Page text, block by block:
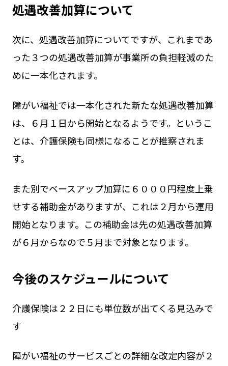
処遇改善加算について
次に、処遇改善加算についてですが、これまであ
った３つの処遇改善加算が事業所の負担軽減のた
めに一本化されます。
障がい福祉では一本化された新たな処遇改善加算
は、６月１日から開始となるようです。というこ
とは、介護保険も同様になることが推察されま
す。
また別でベースアップ加算に６０００円程度上乗
せする補助金がありますが、これは２月から運用
開始となります。この補助金は先の処遇改善加算
が６月からなので５月まで対象となります。
今後のスケジュールについて
介護保険は２２日にも単位数が出てくる見込みで
す
障がい福祉のサービスごとの詳細な改定内容が２